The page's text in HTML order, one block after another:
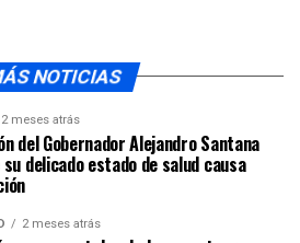
NOTICIAS
2 meses atrás
del Gobernador Alejandro Santana
delicado estado de salud causa
2 meses atrás